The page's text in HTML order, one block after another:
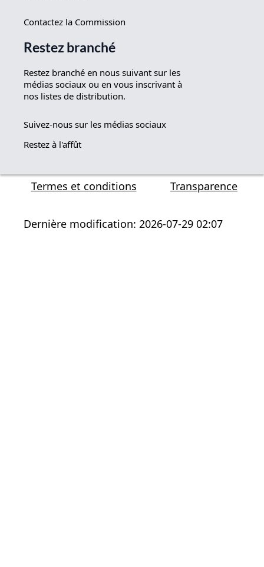
Contactez la Commission
Restez branché
Restez branché en nous suivant sur les
médias sociaux ou en vous inscrivant à
nos listes de distribution.
Suivez-nous sur les médias sociaux
Restez à l'affût
Termes et conditions Transparence
Dernière modification: 2026-07-29 02:07